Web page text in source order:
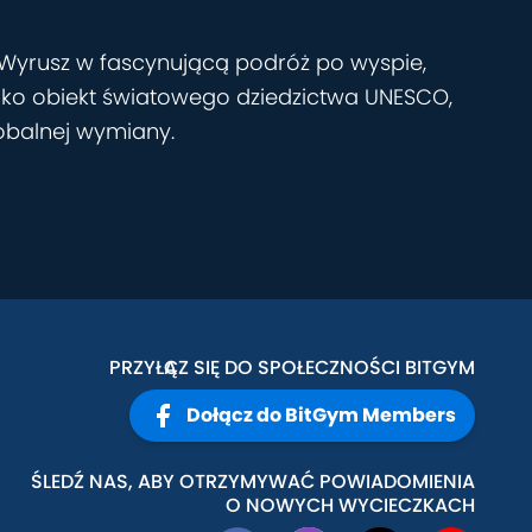
w fascynującą podróż po wyspie,
obiekt światowego dziedzictwa UNESCO,
wymiany.
PRZYŁĄCZ SIĘ DO SPOŁECZNOŚCI BITGYM
Dołącz do BitGym Members
ŚLEDŹ NAS, ABY OTRZYMYWAĆ POWIADOMIENIA
O NOWYCH WYCIECZKACH